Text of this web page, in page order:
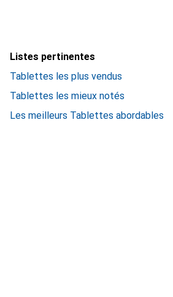
Listes pertinentes
Tablettes les plus vendus
Tablettes les mieux notés
Les meilleurs Tablettes abordables